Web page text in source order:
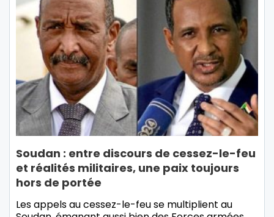
Soudan : entre discours de cessez-le-feu
et réalités militaires, une paix toujours
hors de portée
Les appels au cessez-le-feu se multiplient au